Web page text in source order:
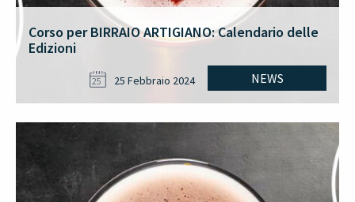
Corso per BIRRAIO ARTIGIANO: Calendario delle
Edizioni
NEWS
25 25 Febbraio 2024